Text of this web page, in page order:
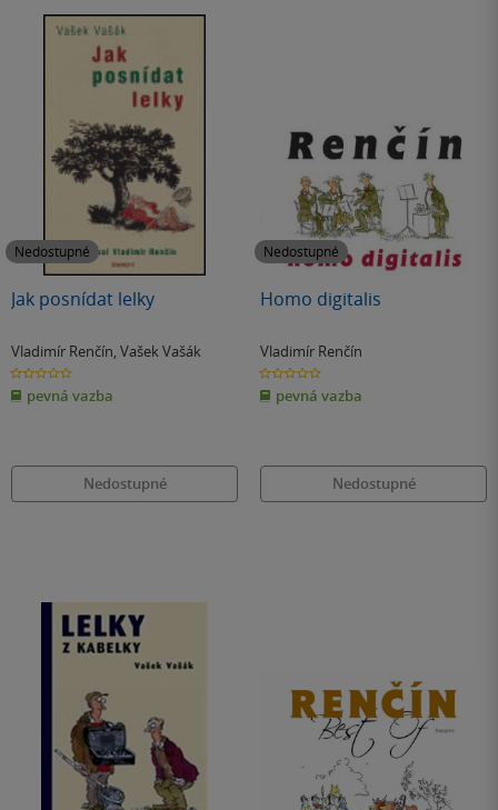
Nedostupné
Jak posnídat lelky
Vladimír Renčín, Vašek Vašák
0.0
z
5
hvězdiček
pevná vazba
Nedostupné
Nedostupné
Homo digitalis
Vladimír Renčín
0.0
z
5
hvězdiček
pevná vazba
Nedostupné